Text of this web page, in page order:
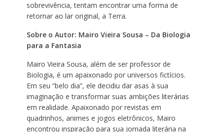
sobrevivência, tentam encontrar uma forma de
retornar ao lar original, a Terra.
Sobre o Autor: Mairo Vieira Sousa – Da Biologia
para a Fantasia
Mairo Vieira Sousa, além de ser professor de
Biologia, é um apaixonado por universos fictícios.
Em seu “belo dia”, ele decidiu dar asas à sua
imaginação e transformar suas ambições literárias
em realidade. Apaixonado por revistas em
quadrinhos, animes e jogos eletrônicos, Mairo
encontrou inspiração para sua jornada literária na